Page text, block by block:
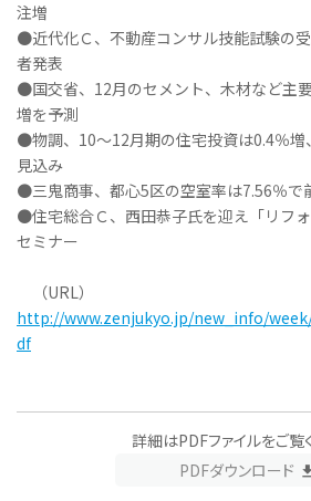
注増
●近代化Ｃ、不動産コンサル技能試験の
者発表
●国交省、12月のセメント、木材など主
増を予測
●物調、10～12月期の住宅投資は0.4％増
見込み
●三鬼商事、都心5区の空室率は7.56％で
●住宅総合Ｃ、西田恭子氏を迎え「リフ
セミナー
（URL）
http://www.zenjukyo.jp/new_info/
df
詳細はPDFファイルをご覧
PDFダウンロード